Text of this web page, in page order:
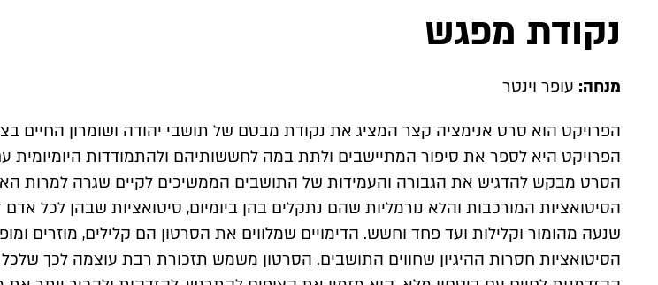
נקודת מפגש
מנחה: עופר וינטר
הפרויקט הוא סרט אנימציה קצר המציג את נקודת מבטם של תושבי יהודה ושומרון החיים
הפרויקט היא לספר את סיפור המתיישבים ולתת במה לחששותיהם ולהתמודדות היומיומית
הסרט מבקש להדגיש את הגבורה והעמידות של התושבים הממשיכים לקיים שגרה למרות
הסיטואציות המורכבות והלא נורמליות שהם נתקלים בהן ביומיום, סיטואציות שבהן לכל
שנעה מהומור וקלילות ועד פחד וחשש. הדימויים שמלווים את הסרטון הם קלילים, מוזרים
הסיטואציות חסרות ההיגיון שחווים התושבים. הסרטון משמש תזכורת רבת עוצמה לכך